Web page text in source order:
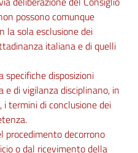
possono comunque
la sola esclusione dei
italiana e di quelli
disposizioni
di vigilanza disciplinano, in
termini di conclusione dei
procedimento decorrono
o dal ricevimento della